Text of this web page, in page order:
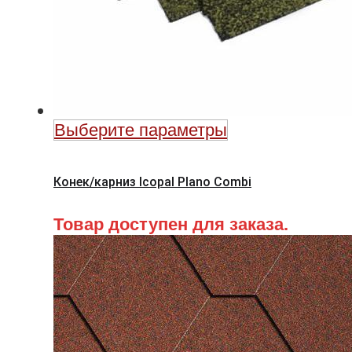
Выберите параметры
Конек/карниз Icopal Plano Combi
Товар доступен для заказа.